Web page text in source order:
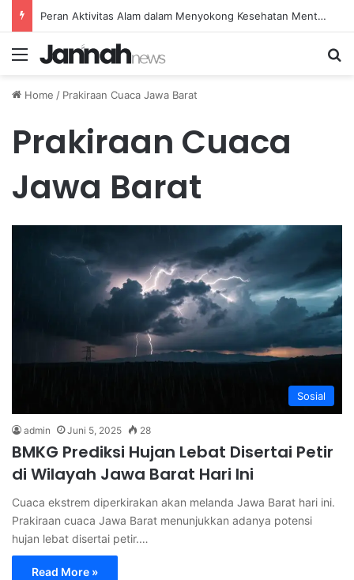
Peran Aktivitas Alam dalam Menyokong Kesehatan Mental dan Menenangkan Pikiran di Masa Sulit
Menu
Home / Prakiraan Cuaca Jawa Barat
Prakiraan Cuaca
Jawa Barat
Sosial
admin Juni 5, 2025 28
BMKG Prediksi Hujan Lebat Disertai Petir
di Wilayah Jawa Barat Hari Ini
Cuaca ekstrem diperkirakan akan melanda Jawa Barat hari ini.
Prakiraan cuaca Jawa Barat menunjukkan adanya potensi
hujan lebat disertai petir.…
Read More »